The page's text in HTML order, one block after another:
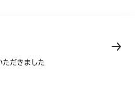
だきました